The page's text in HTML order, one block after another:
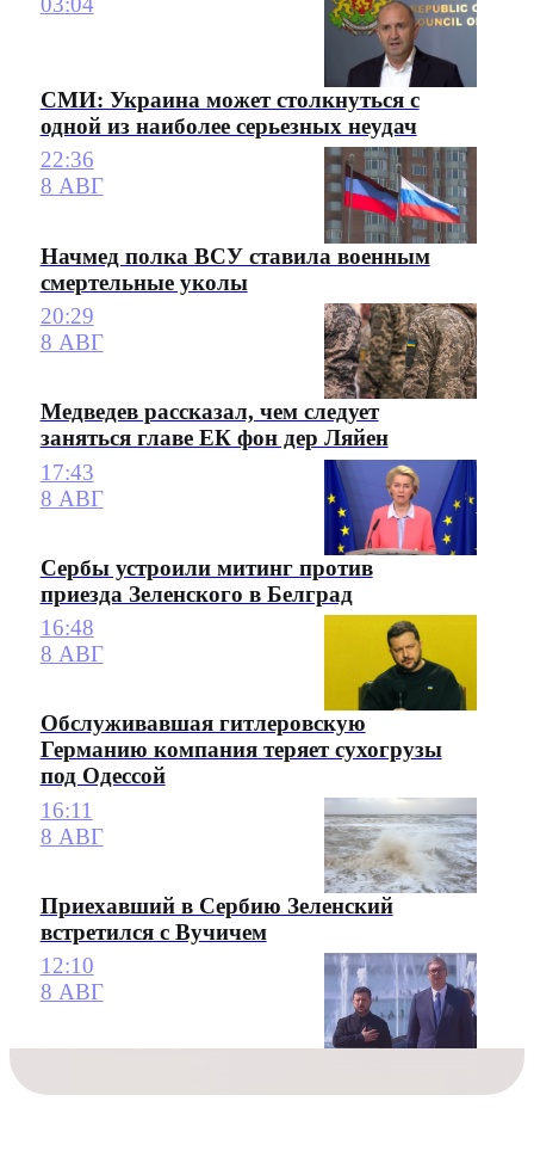
СМИ: Украина может столкнуться с
одной из наиболее серьезных неудач
22:36
8 АВГ
Начмед полка ВСУ ставила военным
смертельные уколы
20:29
8 АВГ
Медведев рассказал, чем следует
заняться главе ЕК фон дер Ляйен
17:43
8 АВГ
Сербы устроили митинг против
приезда Зеленского в Белград
16:48
8 АВГ
Обслуживавшая гитлеровскую
Германию компания теряет сухогрузы
под Одессой
16:11
8 АВГ
Приехавший в Сербию Зеленский
встретился с Вучичем
12:10
8 АВГ